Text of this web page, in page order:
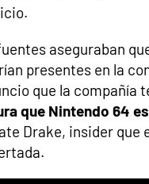
aseguraban
presentes en la
que la compañía
que Nintendo 64
Drake, insider que